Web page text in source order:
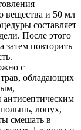
вещества и 50 мл
составляет
После этого
затем повторить
с
обладающих
лопух,
смешать в